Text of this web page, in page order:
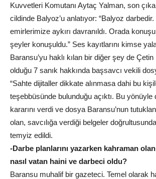
Kuvvetleri Komutanı Aytaç Yalman, son
cildinde Balyoz’u anlatıyor: “Balyoz
emirlerimize aykırı davranıldı. Orada
şeyler konuşuldu.” Ses kayıtlarını kimse
Baransu’yu haklı kılan bir diğer şey de Çetin
olduğu 7 sanık hakkında başsavcı vekili
“Sahte dijitaller dikkate alınmasa dahi bu
teşebbüsünde bulunduğu açıktı. Bu yönüyle
kararını verdi ve dosya Baransu’nun
olan, savcılığa verdiği belgeler doğrultusunda
temyiz edildi.
-Darbe planlarını yazarken kahraman
nasıl vatan haini ve darbeci oldu?
Baransu muhalif bir gazeteci. Temel olarak